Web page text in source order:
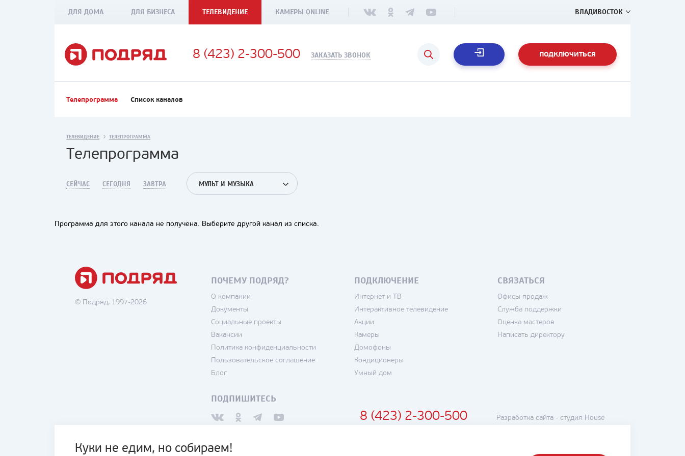
ДЛЯ ДОМА ДЛЯ БИЗНЕСА ТЕЛЕВИДЕНИЕ КАМЕРЫ ONLINE ВЛАДИВОСТОК
8 (423) 2-300-500 ЗАКАЗАТЬ ЗВОНОК ПОДКЛЮЧИТЬСЯ
Телепрограмма Список каналов
Куки не едим, но собираем!
ТЕЛЕВИДЕНИЕ ТЕЛЕПРОГРАММА
Телепрограмма
СЕЙЧАС СЕГОДНЯ ЗАВТРА МУЛЬТ И МУЗЫКА
Программа для этого канала не получена. Выберите другой канал из списка.
© Подряд, 1997-2026
ПОЧЕМУ ПОДРЯД?
О компании
Документы
Социальные проекты
Вакансии
Политика конфиденциальности
Пользовательское соглашение
Блог
ПОДКЛЮЧЕНИЕ
Интернет и ТВ
Интерактивное телевидение
Акции
Камеры
Домофоны
Кондиционеры
Умный дом
СВЯЗАТЬСЯ
Офисы продаж
Служба поддержки
Оценка мастеров
Написать директору
ПОДПИШИТЕСЬ
8 (423) 2-300-500 Разработка сайта - студия House